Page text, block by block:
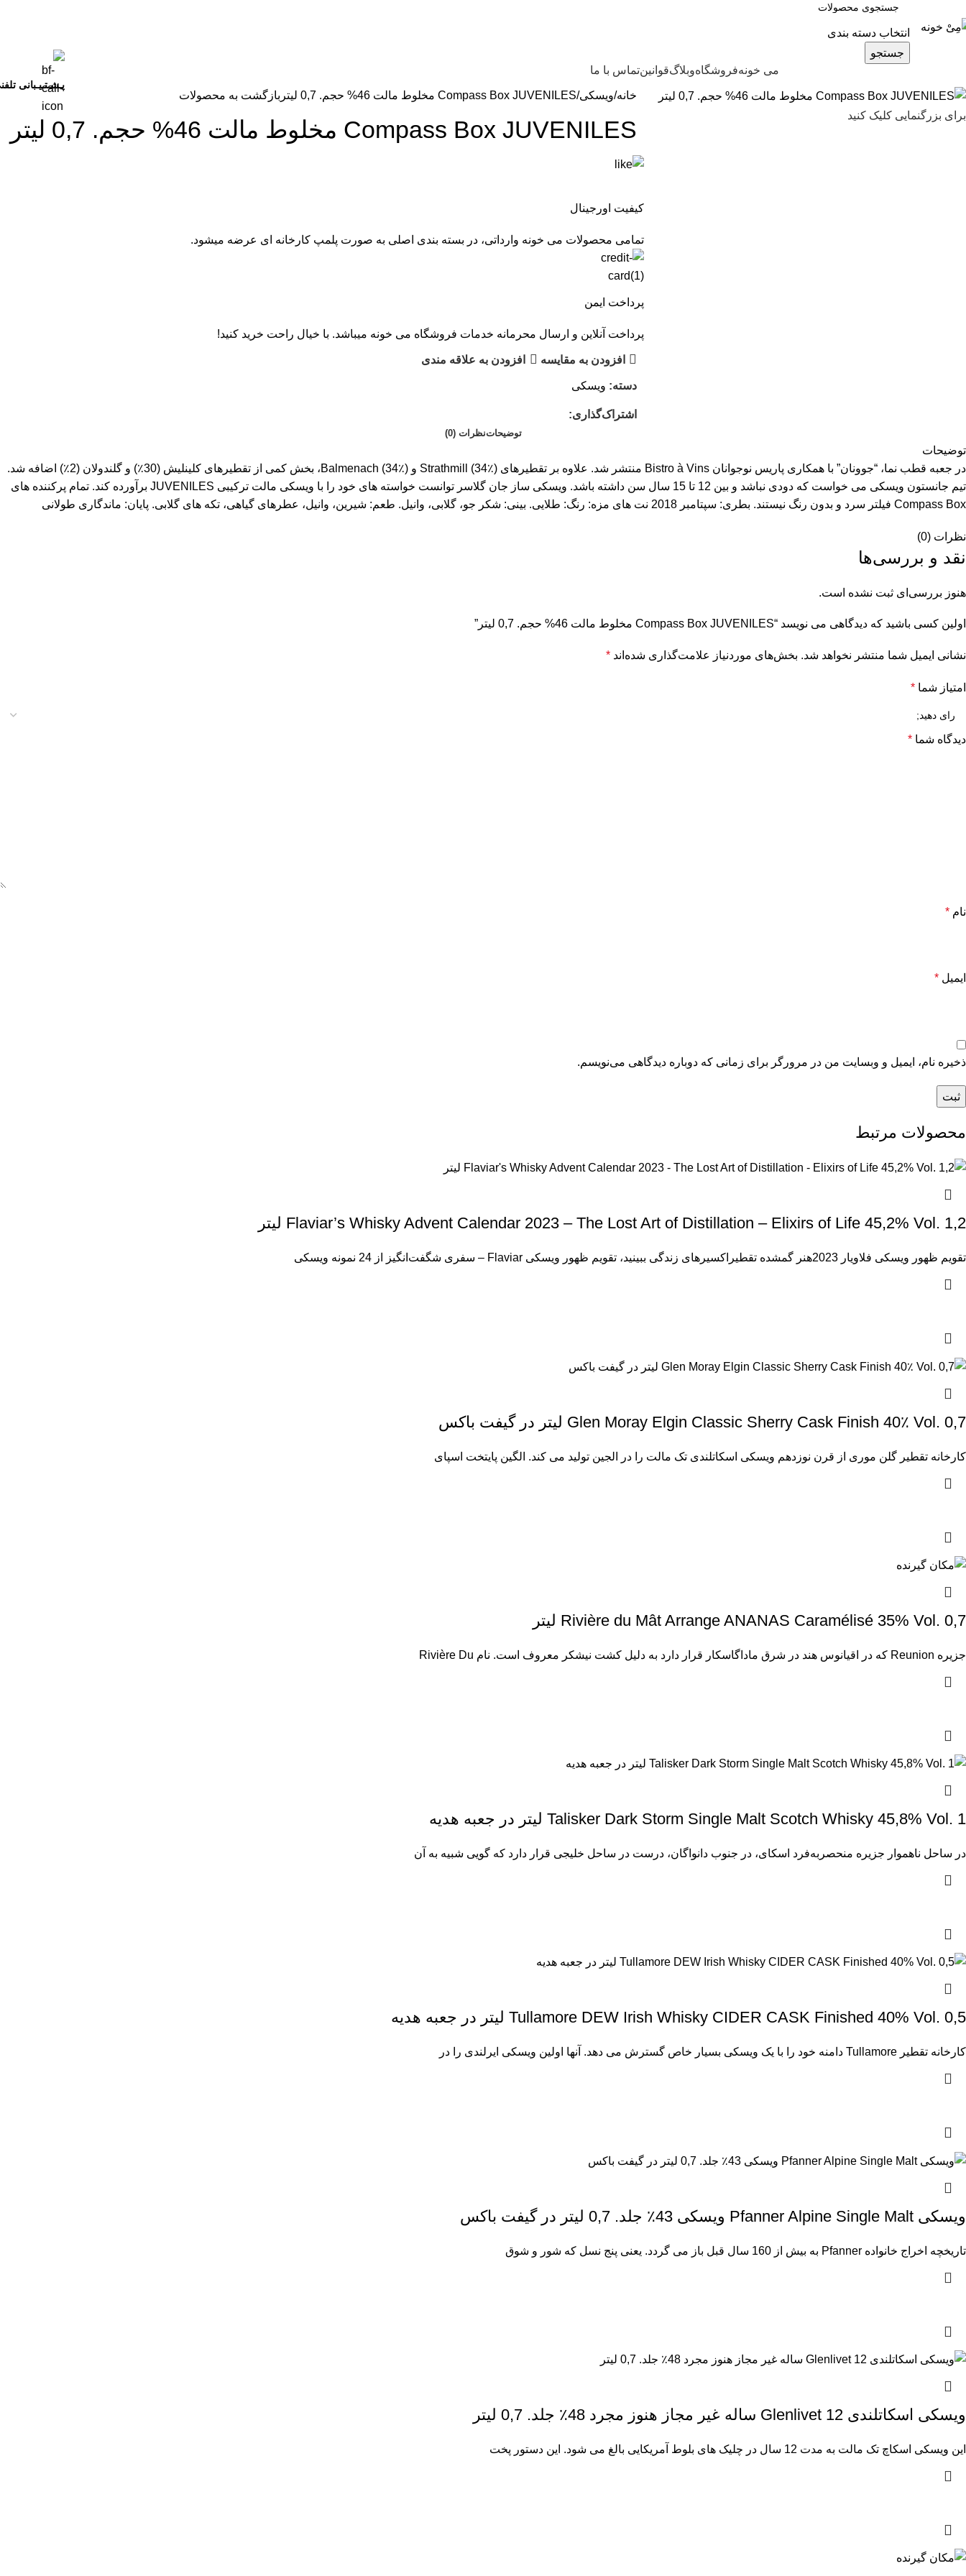
انتخاب دسته بندی
جستجو
می خونهفروشگاهوبلاگقوانینتماس با ما
پـشـتـیـبانی
برای بزرگنمایی کلیک کنید
خانه ویسکی Compass Box JUVENILES مخلوط مالت 46% حجم. 0,7 لیتر بازگشت به محصولات
Compass Box JUVENILES مخلوط مالت 46% حجم. 0,7 لیتر
کیفیت اورجینال
تمامی محصولات می خونه وارداتی، در بسته بندی اصلی به صورت پلمپ کارخانه ای عرضه میشود.
پرداخت ایمن
پرداخت آنلاین و ارسال محرمانه خدمات فروشگاه می خونه میباشد. با خیال راحت خرید کنید!
افزودن به مقایسه افزودن به علاقه مندی
دسته: ویسکی
اشتراک‌گذاری:
توضیحاتنظرات (0)
توضیحات
در جعبه قطب نما، “جوونان” با همکاری پاریس نوجوانان Bistro à Vins منتشر شد. علاوه بر تقطیرهای Strathmill (34٪) و Balmenach (34٪)، بخش کمی از تقطیرهای کلینلیش (30٪) و گلندولان (2٪) اضافه شد.
تیم جانستون ویسکی می خواست که دودی نباشد و بین 12 تا 15 سال سن داشته باشد. ویسکی ساز جان گلاسر توانست خواسته های خود را با ویسکی مالت ترکیبی JUVENILES برآورده کند. تمام پرکننده های
Compass Box فیلتر سرد و بدون رنگ نیستند. بطری: سپتامبر 2018 نت های مزه: رنگ: طلایی. بینی: شکر جو، گلابی، وانیل. طعم: شیرین، وانیل، عطرهای گیاهی، تکه های گلابی. پایان: ماندگاری طولانی
نظرات (0)
نقد و بررسی‌ها
هنوز بررسی‌ای ثبت نشده است.
اولین کسی باشید که دیدگاهی می نویسد “Compass Box JUVENILES مخلوط مالت 46% حجم. 0,7 لیتر”
نشانی ایمیل شما منتشر نخواهد شد. بخش‌های موردنیاز علامت‌گذاری شده‌اند *
امتیاز شما *
دیدگاه شما *
نام *
ایمیل *
ذخیره نام، ایمیل و وبسایت من در مرورگر برای زمانی که دوباره دیدگاهی می‌نویسم.
محصولات مرتبط
Flaviar’s Whisky Advent Calendar 2023 – The Lost Art of Distillation – Elixirs of Life 45,2% Vol. 1,2 لیتر
تقویم ظهور ویسکی فلاویار 2023هنر گمشده تقطیراکسیرهای زندگی ببینید، تقویم ظهور ویسکی Flaviar – سفری شگفت‌انگیز از 24 نمونه ویسکی
Glen Moray Elgin Classic Sherry Cask Finish 40٪ Vol. 0,7 لیتر در گیفت باکس
کارخانه تقطیر گلن موری از قرن نوزدهم ویسکی اسکاتلندی تک مالت را در الجین تولید می کند. الگین پایتخت اسپای
Rivière du Mât Arrange ANANAS Caramélisé 35% Vol. 0,7 لیتر
جزیره Reunion که در اقیانوس هند در شرق ماداگاسکار قرار دارد به دلیل کشت نیشکر معروف است. نام Rivière Du
Talisker Dark Storm Single Malt Scotch Whisky 45,8% Vol. 1 لیتر در جعبه هدیه
در ساحل ناهموار جزیره منحصربه‌فرد اسکای، در جنوب دانواگان، درست در ساحل خلیجی قرار دارد که گویی شبیه به آن
Tullamore DEW Irish Whisky CIDER CASK Finished 40% Vol. 0,5 لیتر در جعبه هدیه
کارخانه تقطیر Tullamore دامنه خود را با یک ویسکی بسیار خاص گسترش می دهد. آنها اولین ویسکی ایرلندی را در
ویسکی Pfanner Alpine Single Malt ویسکی 43٪ جلد. 0,7 لیتر در گیفت باکس
تاریخچه اخراج خانواده Pfanner به بیش از 160 سال قبل باز می گردد. یعنی پنج نسل که شور و شوق
ویسکی اسکاتلندی Glenlivet 12 ساله غیر مجاز هنوز مجرد 48٪ جلد. 0,7 لیتر
این ویسکی اسکاچ تک مالت به مدت 12 سال در چلیک های بلوط آمریکایی بالغ می شود. این دستور پخت